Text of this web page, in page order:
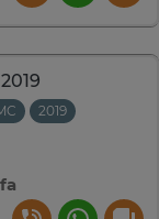
2019